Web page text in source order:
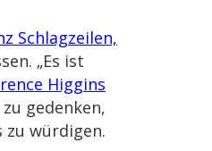
Schlagzeilen,
„Es ist
Higgins
gedenken,
zu würdigen.